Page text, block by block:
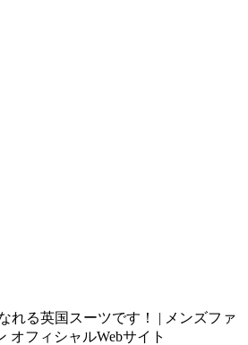
れる英国スーツです！ | メンズファ
オフィシャルWebサイト